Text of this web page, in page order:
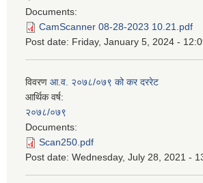
Documents:
CamScanner 08-28-2023 10.21.pdf
Post date: Friday, January 5, 2024 -
विवरण आ.व. २०७८/०७९ को कर दररेट
आर्थिक वर्ष:
२०७८/०७९
Documents:
Scan250.pdf
Post date: Wednesday, July 28, 2021 -